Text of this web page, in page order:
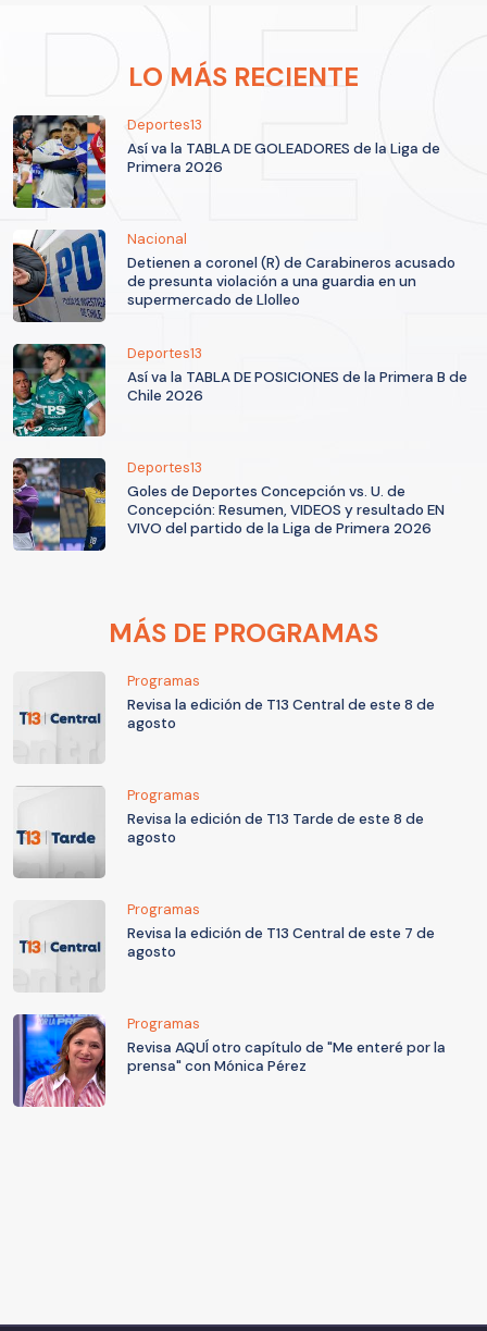
LO MÁS RECIENTE
Deportes13
Así va la TABLA DE GOLEADORES de la Liga de
Primera 2026
Nacional
Detienen a coronel (R) de Carabineros acusado
de presunta violación a una guardia en un
supermercado de Llolleo
Deportes13
Así va la TABLA DE POSICIONES de la Primera B de
Chile 2026
Deportes13
Goles de Deportes Concepción vs. U. de
Concepción: Resumen, VIDEOS y resultado EN
VIVO del partido de la Liga de Primera 2026
MÁS DE PROGRAMAS
Programas
Revisa la edición de T13 Central de este 8 de
agosto
Programas
Revisa la edición de T13 Tarde de este 8 de
agosto
Programas
Revisa la edición de T13 Central de este 7 de
agosto
Programas
Revisa AQUÍ otro capítulo de "Me enteré por la
prensa" con Mónica Pérez